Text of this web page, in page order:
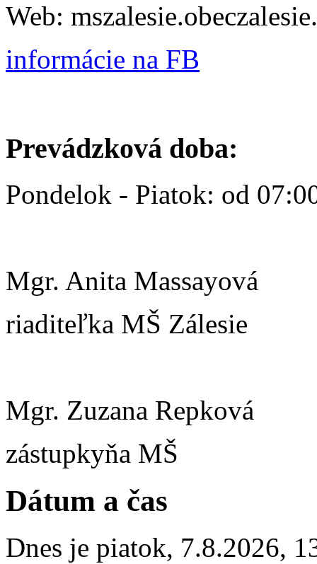
Web:
informácie na FB
Prevádzková doba:
Pondelok - Piatok: od
Mgr. Anita Massayová
riaditeľka MŠ Zálesie
Mgr. Zuzana Repková
zástupkyňa MŠ
Dátum a čas
Dnes je piatok, 7.8.2026,